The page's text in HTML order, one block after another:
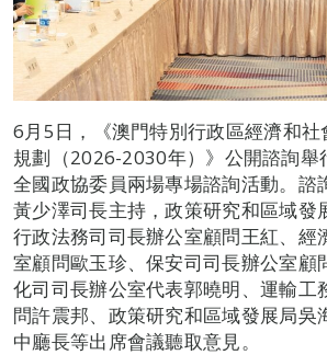
6月5日，《澳門特別行政區經濟和
規劃（2026-2030年）》公開諮詢舉
全國政協委員兩場專場諮詢活動。諮
黃少澤司長主持，政策研究和區域發
行政法務司司長辦公室顧問王紅、經
室顧問歐玉珍、保安司司長辦公室顧
化司司長辦公室代表郭曉明、運輸工
問許震邦、政策研究和區域發展局吳
中廳長等出席會議聽取意見。